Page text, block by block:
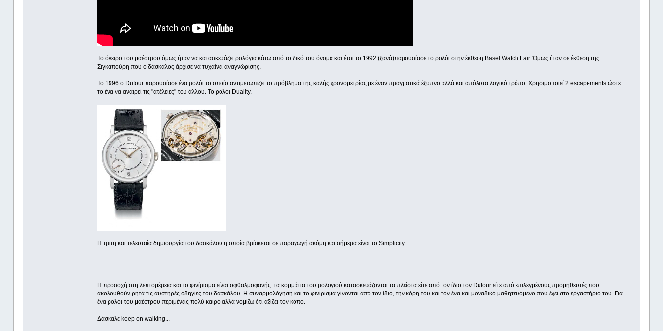
Το όνειρο του μαέστρου όμως ήταν να κατασκευάζει ρολόγια κάτω από το δικό του όνομα και έτσι το 1992 (ξανά)παρουσίασε το ρολόι στην έκθεση Basel Watch Fair. Όμως ήταν σε έκθεση της
Σιγκαπούρη που ο δάσκαλος άρχισε να τυχαίνει αναγνώρισης.
Το 1996 ο Dufour παρουσίασε ένα ρολόι το οποίο αντιμετωπίζει το πρόβλημα της καλής χρονομετρίας με έναν πραγματικά έξυπνο αλλά και απόλυτα λογικό τρόπο. Χρησιμοποιεί 2 escapements ώστε
το ένα να αναιρεί τις "ατέλειες" του άλλου. Το ρολόι Duality.
Η τρίτη και τελευταία δημιουργία του δασκάλου η οποία βρίσκεται σε παραγωγή ακόμη και σήμερα είναι το Simplicity.
Η προσοχή στη λεπτομέρεια και το φινίρισμα είναι οφθαλμοφανής. τα κομμάτια του ρολογιού κατασκευάζονται τα πλείστα είτε από τον ίδιο τον Dufour είτε από επιλεγμένους προμηθευτές που
ακολουθούν ρητά τις αυστηρές οδηγίες του δασκάλου. Η συναρμολόγηση και το φινίρισμα γίνονται από τον ίδιο, την κόρη του και τον ένα και μοναδικό μαθητευόμενο που έχει στο εργαστήριο του. Για
ένα ρολόι του μαέστρου περιμένεις πολύ καιρό αλλά νομίζω ότι αξίζει τον κόπο.
Δάσκαλε keep on walking...